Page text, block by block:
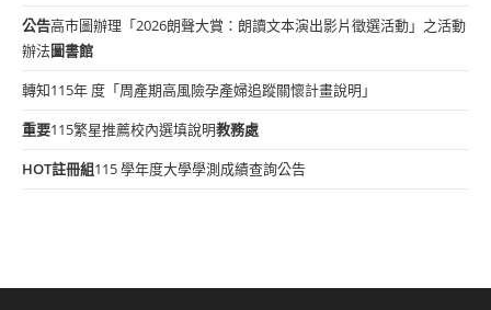
公告高市圖辦理「2026朗聲大賞：朗讀文本演出影片徵選活動」之活動
辦法圖書館
轉知115年 度「周產期高風險孕產婦追蹤關懷計畫說明」
重要115繁星推薦校內選填說明教務處
HOT註冊組115 學年度大學學測成績查詢公告